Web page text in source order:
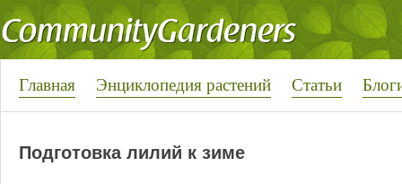
Главная Энциклопедия растений Статьи
Подготовка лилий к зиме